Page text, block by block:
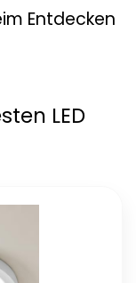
Entdecken
LED